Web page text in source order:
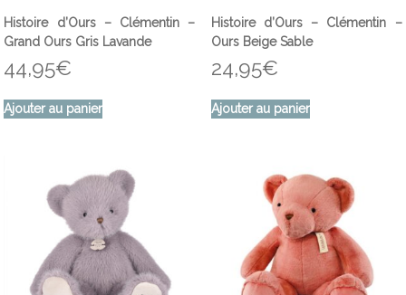
Histoire d’Ours – Clémentin –
Grand Ours Gris Lavande
44,95€
Ajouter au panier
Histoire d’Ours – Clémentin –
Ours Beige Sable
24,95€
Ajouter au panier